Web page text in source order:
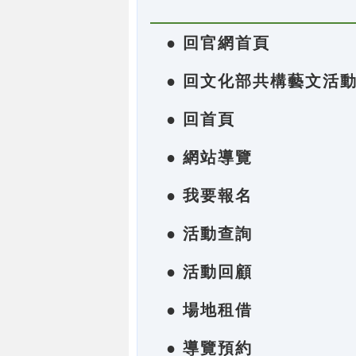
● 回官網首頁
● 回文化部共構藝文活
● 回首頁
● 網站導覽
● 我要報名
● 活動查詢
● 活動回顧
● 場地租借
● 導覽預約